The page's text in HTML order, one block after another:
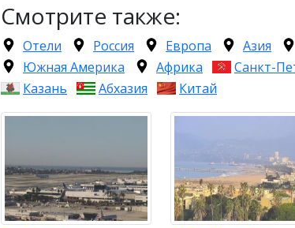
Смотрите также:
Отели Россия Европа Азия
Южная Америка
Африка Санкт-
Казань
Абхазия Китай